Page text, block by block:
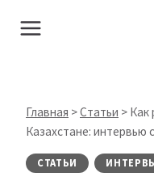
Главная >Статьи > Как
Казахстане: интервью
СТАТЬИ